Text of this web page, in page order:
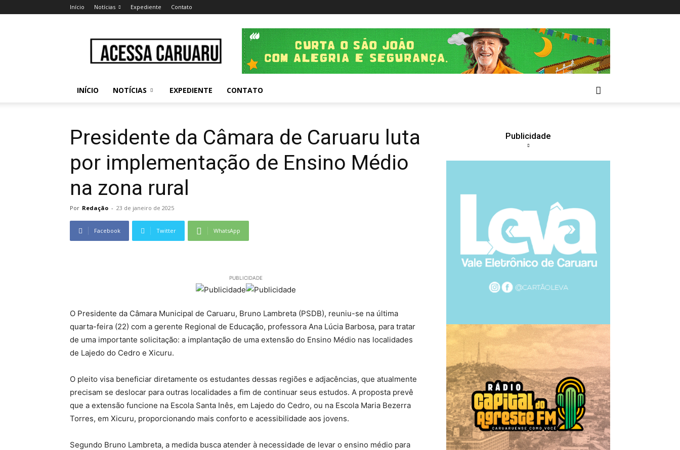
Início Notícias Expediente Contato
Caruaru
INÍCIO NOTÍCIAS EXPEDIENTE CONTATO
Presidente da Câmara de Caruaru luta
por implementação de Ensino Médio
na zona rural
Por Redação - 23 de janeiro de 2025
Facebook Twitter WhatsApp
PUBLICIDADE
O Presidente da Câmara Municipal de Caruaru, Bruno Lambreta (PSDB), reuniu-se na última
quarta-feira (22) com a gerente Regional de Educação, professora Ana Lúcia Barbosa, para tratar
de uma importante solicitação: a implantação de uma extensão do Ensino Médio nas localidades
de Lajedo do Cedro e Xicuru.
O pleito visa beneficiar diretamente os estudantes dessas regiões e adjacências, que atualmente
precisam se deslocar para outras localidades a fim de continuar seus estudos. A proposta prevê
que a extensão funcione na Escola Santa Inês, em Lajedo do Cedro, ou na Escola Maria Bezerra
Torres, em Xicuru, proporcionando mais conforto e acessibilidade aos jovens.
Segundo Bruno Lambreta, a medida busca atender à necessidade de levar o ensino médio para
Publicidade